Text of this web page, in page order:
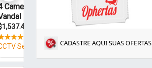
CADASTRE AQUI SUAS OFERTAS